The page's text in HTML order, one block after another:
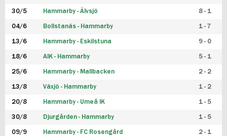
30/5 Hammarby - Älvsjö 8 - 1
04/6 Bollstanäs - Hammarby 1 - 7
13/6 Hammarby - Eskilstuna 9 - 0
18/6 AIK - Hammarby 5 - 1
25/6 Hammarby - Mallbacken 2 - 2
13/8 Växjö - Hammarby 1 - 2
20/8 Hammarby - Umeå IK 1 - 5
30/8 Djurgården - Hammarby 1 - 5
09/9 Hammarby - FC Rosengård 2 - 1